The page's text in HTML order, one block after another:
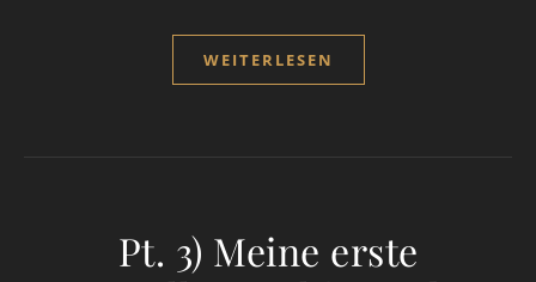
WEITERLESEN
Pt. 3) Meine erste